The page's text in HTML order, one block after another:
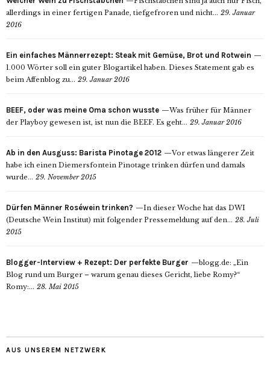
allerdings in einer fertigen Panade, tiefgefroren und nicht... 29. Januar
2016
Ein einfaches Männerrezept: Steak mit Gemüse, Brot und Rotwein
1.000 Wörter soll ein guter Blogartikel haben. Dieses Statement gab es
beim Affenblog zu... 29. Januar 2016
BEEF, oder was meine Oma schon wusste
Was früher für Männer
der Playboy gewesen ist, ist nun die BEEF. Es geht... 29. Januar 2016
Ab in den Ausguss: Barista Pinotage 2012
Vor etwas längerer Zeit
habe ich einen Diemersfontein Pinotage trinken dürfen und damals
wurde... 29. November 2015
Dürfen Männer Roséwein trinken?
In dieser Woche hat das DWI
(Deutsche Wein Institut) mit folgender Pressemeldung auf den... 28. Juli
2015
Blogger-Interview + Rezept: Der perfekte Burger
blogg.de: „Ein
Blog rund um Burger – warum genau dieses Gericht, liebe Romy?“
Romy:... 28. Mai 2015
AUS UNSEREM NETZWERK